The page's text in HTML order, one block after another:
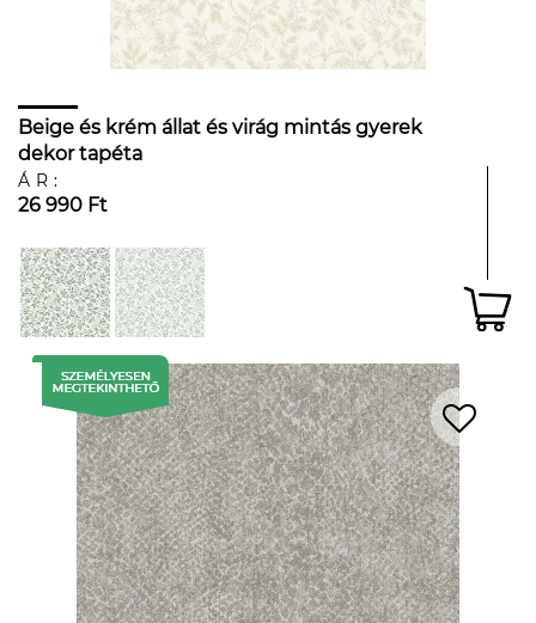
Beige és krém állat és virág mintás gyerek
dekor tapéta
ÁR:
26 990 Ft